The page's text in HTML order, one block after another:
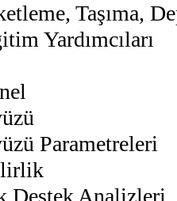
Taşıma,
Yardımcıları
Parametreleri
Analizleri